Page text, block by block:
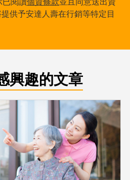
已閱讀個資條款並且同意送出資
供予安達人壽在行銷等特定目
興趣的文章